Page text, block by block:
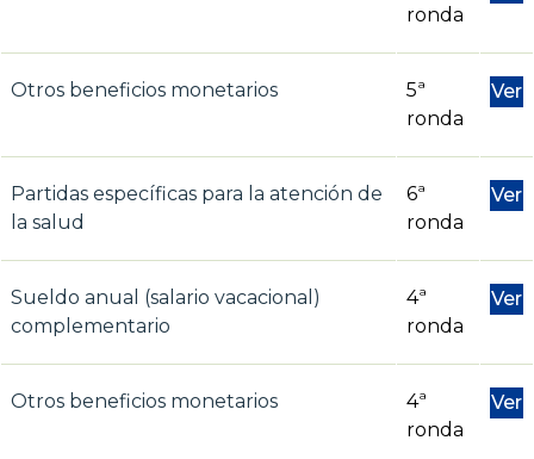
ronda
Otros beneficios monetarios
5ª
ronda
Ver
Partidas específicas para la atención de
la salud
6ª
ronda
Ver
Sueldo anual (salario vacacional)
complementario
4ª
ronda
Ver
Otros beneficios monetarios
4ª
ronda
Ver